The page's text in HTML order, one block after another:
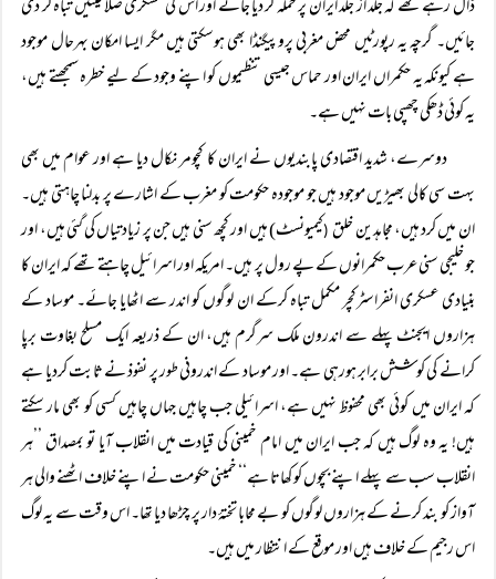
ڈال رہے تھے کہ جلد از جلد ایران پر حملہ کر دیا جائے اور اس کی عسکری صلاحیتیں تباہ کر دی
جائیں۔ گرچہ یہ رپورٹیں محض مغربی پروپیگنڈا بھی ہوسکتی ہیں مگر ایسا امکان بہرحال موجود
ہے کیونکہ یہ حکمراں ایران اور حماس جیسی تنظیموں کو اپنے وجود کے لیے خطرہ سمجھتے ہیں،
یہ کوئی ڈھکی چھپی بات نہیں ہے۔
دوسرے، شدید اقتصادی پابندیوں نے ایران کا کچومر نکال دیا ہے اور عوام میں بھی
بہت سی کالی بھیڑیں موجود ہیں جو موجودہ حکومت کو مغرب کے اشارے پر بدلنا چاہتی ہیں۔
ان میں کرد ہیں، مجاہدین خلق (کیمیونسٹ) ہیں اور کچھ سنی ہیں جن پر زیادتیاں کی گئی ہیں، اور
جو خلیجی سنی عرب حکمرانوں کے پے رول پر ہیں۔ امریکہ اور اسرائیل چاہتے تھے کہ ایران کا
بنیادی عسکری انفراسٹرکچر مکمل تباہ کرکے ان لوگوں کو اندر سے اٹھایا جائے۔ موساد کے
ہزاروں ایجنٹ پہلے سے اندرون ملک سرگرم ہیں، ان کے ذریعہ ایک مسلح بغاوت برپا
کرانے کی کوشش برابر ہورہی ہے۔ اور موساد کے اندرونی طور پر نفوذ نے ثابت کردیا ہے
کہ ایران میں کوئی بھی محفوظ نہیں ہے، اسرائیلی جب چاہیں جہاں چاہیں کسی کو بھی مار سکتے
ہیں! یہ وہ لوگ ہیں کہ جب ایران میں امام خمینی کی قیادت میں انقلاب آیا تو بمصداق ’’ہر
انقلاب سب سے پہلے اپنے بچوں کو کھاتا ہے‘‘ خمینی حکومت نے اپنے خلاف اٹھنے والی ہر
آواز کو بند کرنے کے ہزاروں لوگوں کو بے محابا تختۂ دار پر چڑھا دیا تھا۔ اس وقت سے یہ لوگ
اس رجیم کے خلاف ہیں اور موقع کے انتظار میں ہیں۔